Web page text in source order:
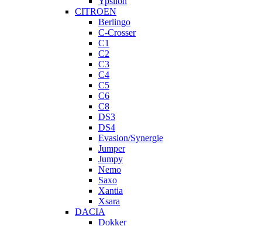
CITROEN
Berlingo
C-Crosser
C1
C2
C3
C4
C5
C6
C8
DS3
DS4
Evasion/Synergie
Jumper
Jumpy
Nemo
Saxo
Xantia
Xsara
DACIA
Dokker